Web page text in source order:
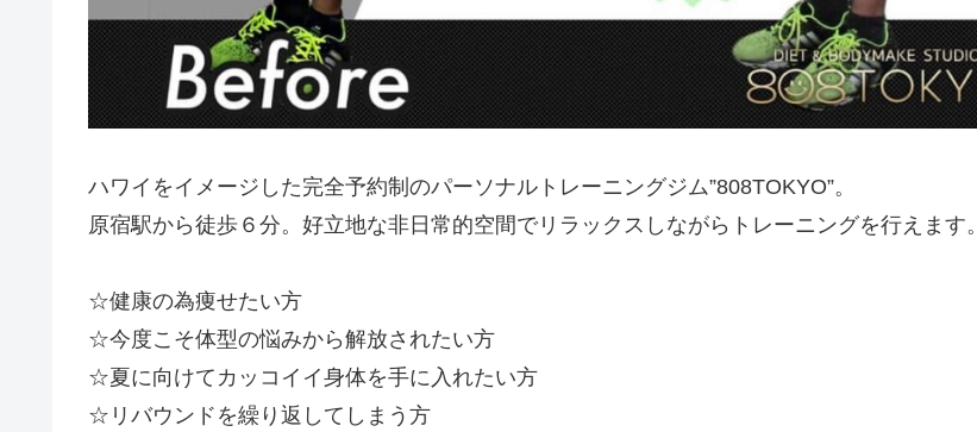
ハワイをイメージした完全予約制のパーソナルトレーニングジム”808TOKYO”。
原宿駅から徒歩６分。好立地な非日常的空間でリラックスしながらトレーニングを行えます。
☆健康の為痩せたい方
☆今度こそ体型の悩みから解放されたい方
☆夏に向けてカッコイイ身体を手に入れたい方
☆リバウンドを繰り返してしまう方